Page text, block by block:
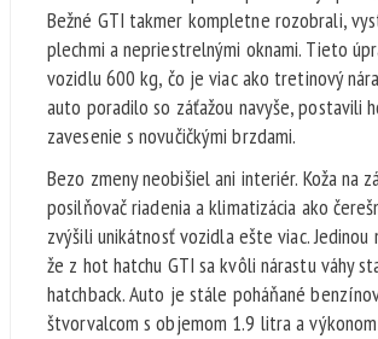
Bežné GTI takmer kompletne rozobrali,
plechmi a nepriestrelnými oknami. Tieto
vozidlu 600 kg, čo je viac ako tretinový
auto poradilo so záťažou navyše, postavili
zavesenie s novučičkými brzdami.
Bezo zmeny neobišiel ani interiér. Koža na
posilňovač riadenia a klimatizácia ako
zvýšili unikátnosť vozidla ešte viac. Jedinou
že z hot hatchu GTI sa kvôli nárastu váhy
hatchback. Auto je stále poháňané
štvorvalcom s objemom 1.9 litra a